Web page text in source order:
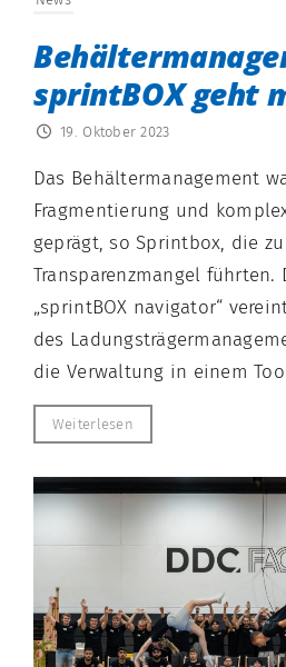
sprintBOX geht
19. Oktober 2023
Das Behältermanagement
Fragmentierung und
geprägt, so Sprintbox, die
Transparenzmangel führten.
„sprintBOX navigator“
des
die Verwaltung in einem
Weiterlesen